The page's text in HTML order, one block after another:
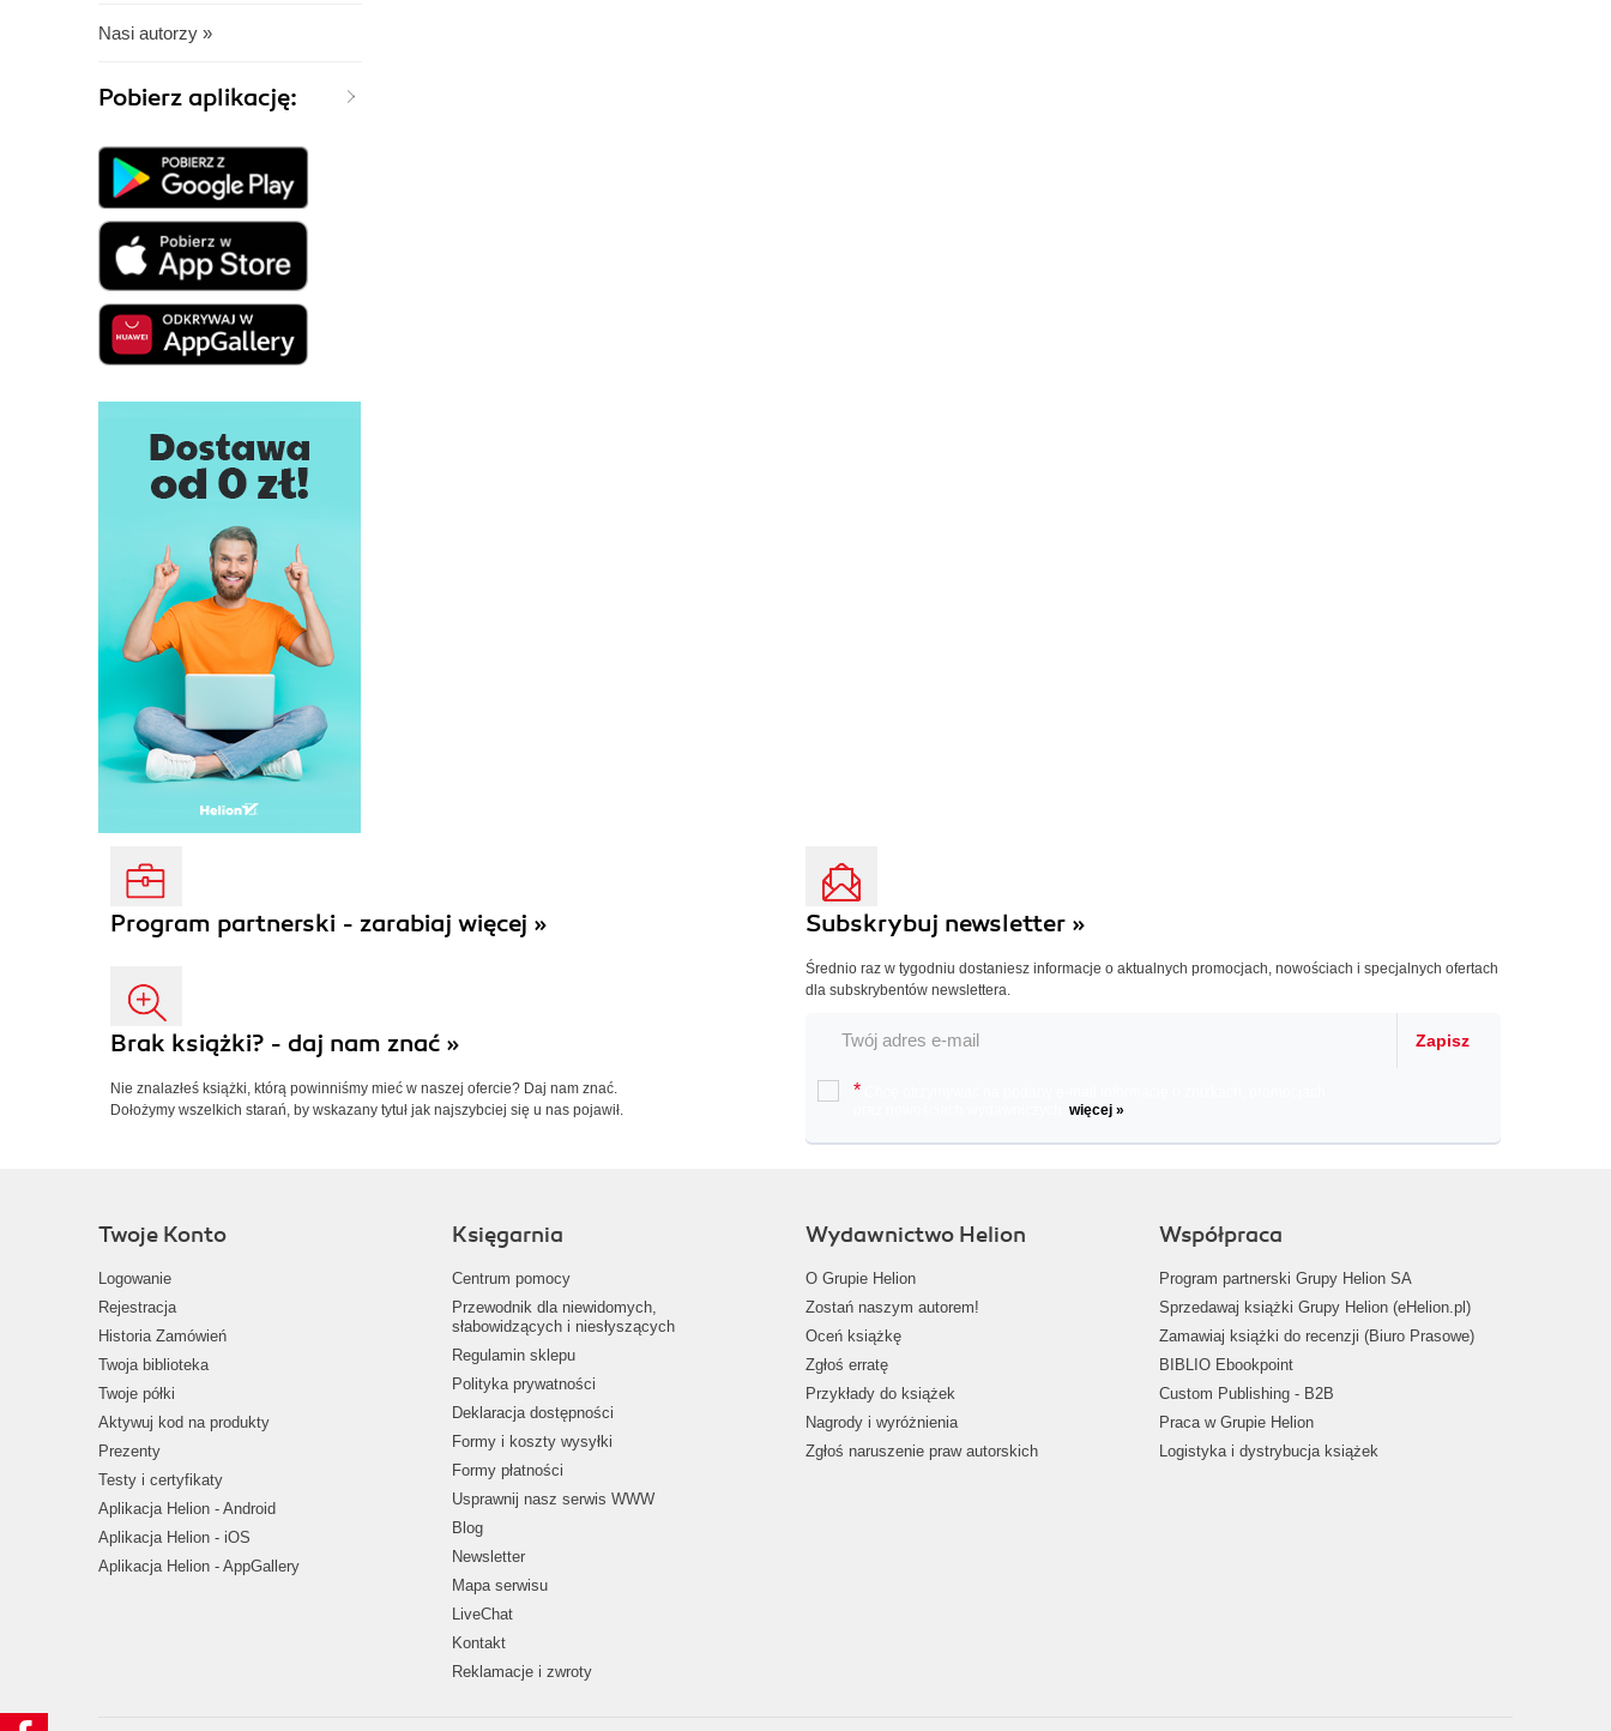
Nasi autorzy »
Pobierz aplikację:
Program partnerski - zarabiaj więcej »
Brak książki? - daj nam znać »
Nie znalazłeś książki, którą powinniśmy mieć w naszej ofercie? Daj nam znać.
Dołożymy wszelkich starań, by wskazany tytuł jak najszybciej się u nas pojawił.
Subskrybuj newsletter »
Średnio raz w tygodniu dostaniesz informacje o aktualnych promocjach, nowościach i specjalnych ofertach
dla subskrybentów newslettera.
Zapisz
*
więcej »
Twoje Konto
Logowanie
Rejestracja
Historia Zamówień
Twoja biblioteka
Twoje półki
Aktywuj kod na produkty
Prezenty
Testy i certyfikaty
Aplikacja Helion - Android
Aplikacja Helion - iOS
Aplikacja Helion - AppGallery
Księgarnia
Centrum pomocy
Przewodnik dla niewidomych,
słabowidzących i niesłyszących
Regulamin sklepu
Polityka prywatności
Deklaracja dostępności
Formy i koszty wysyłki
Formy płatności
Usprawnij nasz serwis WWW
Blog
Newsletter
Mapa serwisu
LiveChat
Kontakt
Reklamacje i zwroty
Wydawnictwo Helion
O Grupie Helion
Zostań naszym autorem!
Oceń książkę
Zgłoś erratę
Przykłady do książek
Nagrody i wyróżnienia
Zgłoś naruszenie praw autorskich
Współpraca
Program partnerski Grupy Helion SA
Sprzedawaj książki Grupy Helion (eHelion.pl)
Zamawiaj książki do recenzji (Biuro Prasowe)
BIBLIO Ebookpoint
Custom Publishing - B2B
Praca w Grupie Helion
Logistyka i dystrybucja książek